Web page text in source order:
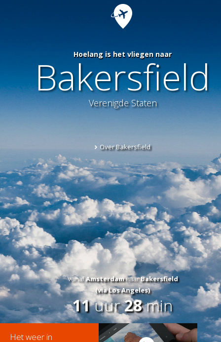
Hoelang is het vliegen naar
Bakersfield
Verenigde Staten
Over Bakersfield
VanafAmsterdamnaarBakersfield
(via Los Angeles)
11uur28min
Het weer in